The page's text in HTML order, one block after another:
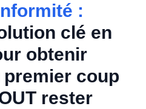
:
clé en
obtenir
coup
rester